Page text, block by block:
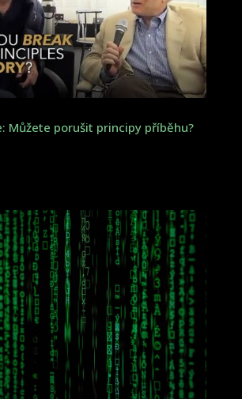
Můžete porušit principy příběhu?